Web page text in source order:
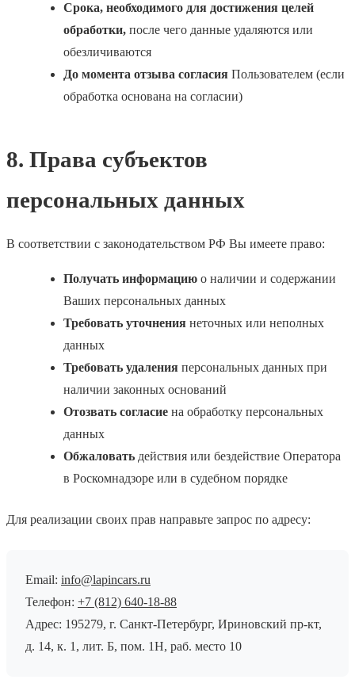
Срока, необходимого для достижения целей
обработки, после чего данные удаляются или
обезличиваются
До момента отзыва согласия Пользователем (если
обработка основана на согласии)
8. Права субъектов
персональных данных
В соответствии с законодательством РФ Вы имеете право:
Получать информацию о наличии и содержании
Ваших персональных данных
Требовать уточнения неточных или неполных
данных
Требовать удаления персональных данных при
наличии законных оснований
Отозвать согласие на обработку персональных
данных
Обжаловать действия или бездействие Оператора
в Роскомнадзоре или в судебном порядке
Для реализации своих прав направьте запрос по адресу:
Email: info@lapincars.ru
Телефон: +7 (812) 640-18-88
Адрес: 195279, г. Санкт-Петербург, Ириновский пр-кт,
д. 14, к. 1, лит. Б, пом. 1Н, раб. место 10